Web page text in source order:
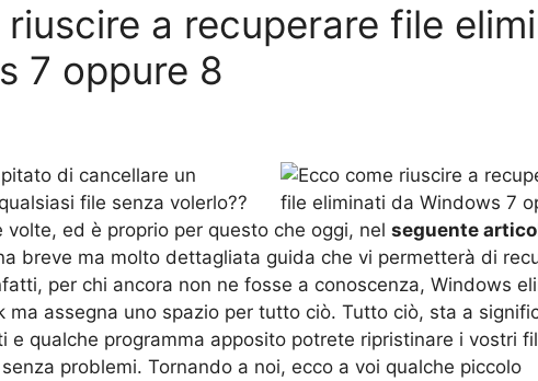
a recuperare file
7 oppure 8
di cancellare un
file senza volerlo??
ed è proprio per questo che oggi, nel seguente
breve ma molto dettagliata guida che vi permetterà di
per chi ancora non ne fosse a conoscenza, Windows
assegna uno spazio per tutto ciò. Tutto ciò, sta a
e qualche programma apposito potrete ripristinare i vostri
problemi. Tornando a noi, ecco a voi qualche piccolo